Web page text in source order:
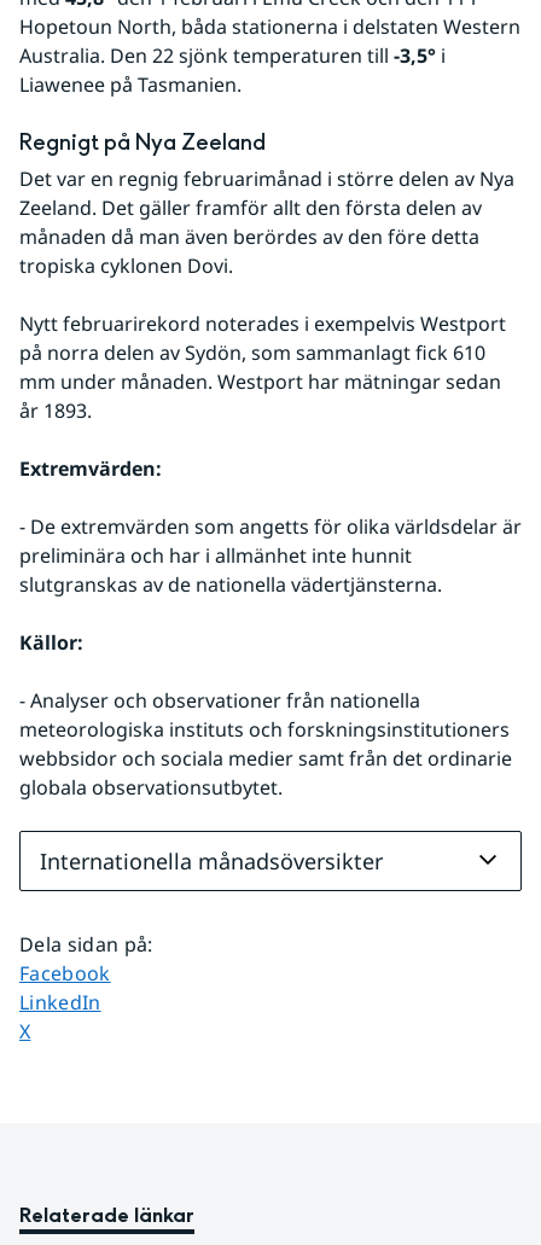
Hopetoun North, båda stationerna i delstaten Western
Australia. Den 22 sjönk temperaturen till -3,5° i
Liawenee på Tasmanien.
Regnigt på Nya Zeeland
Det var en regnig februarimånad i större delen av Nya
Zeeland. Det gäller framför allt den första delen av
månaden då man även berördes av den före detta
tropiska cyklonen Dovi.
Nytt februarirekord noterades i exempelvis Westport
på norra delen av Sydön, som sammanlagt fick 610
mm under månaden. Westport har mätningar sedan
år 1893.
Extremvärden:
- De extremvärden som angetts för olika världsdelar är
preliminära och har i allmänhet inte hunnit
slutgranskas av de nationella vädertjänsterna.
Källor:
- Analyser och observationer från nationella
meteorologiska instituts och forskningsinstitutioners
webbsidor och sociala medier samt från det ordinarie
globala observationsutbytet.
Internationella månadsöversikter
Dela sidan på:
Dela sidan på
Facebook
Dela sidan på
LinkedIn
Dela sidan på
X
Relaterade länkar